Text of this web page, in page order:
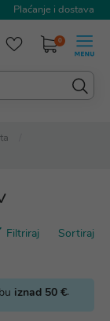
Plaćanje i dostava
0
Filtriraj Sortiraj
iznad 50 €.